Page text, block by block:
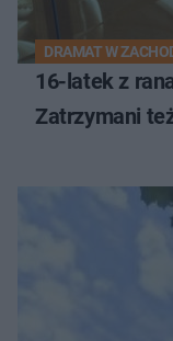
DRAMAT W
16-latek z
Zatrzymani